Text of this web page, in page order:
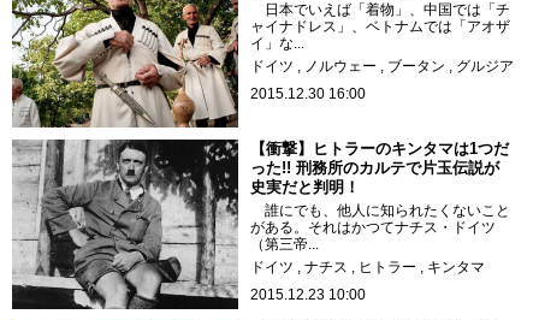
日本でいえば「着物」、中国では「チ
ャイナドレス」、ベトナムでは「アオザ
イ」な...
ドイツ
ノルウェー ブータン
グルジア
2015.12.30 16:00
【衝撃】ヒトラーのキンタマは1つだ
った!! 刑務所のカルテで片玉伝説が
史実だと判明！
誰にでも、他人に知られたくないこと
がある。それはかつてナチス・ドイツ
（第三帝...
ドイツ
ナチス ヒトラー
キンタマ
2015.12.23 10:00